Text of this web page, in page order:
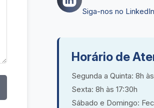
Siga-nos no LinkedIn
Horário de
Segunda a Quinta: 8h
Sexta: 8h às 17:30h
Sábado e Domingo: